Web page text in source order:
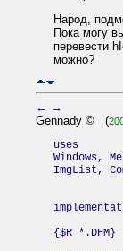
Народ,
Пока могу
перевести
можно?
← →
Gennady © (
uses
Windows,
ImgList,
{$R *.DFM}